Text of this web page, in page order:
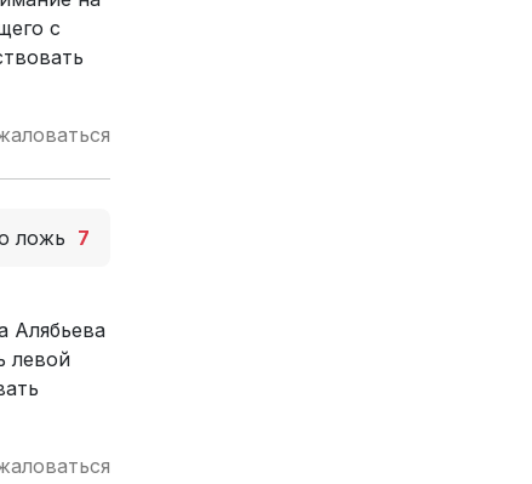
с
ложь 7
Алябьева
левой